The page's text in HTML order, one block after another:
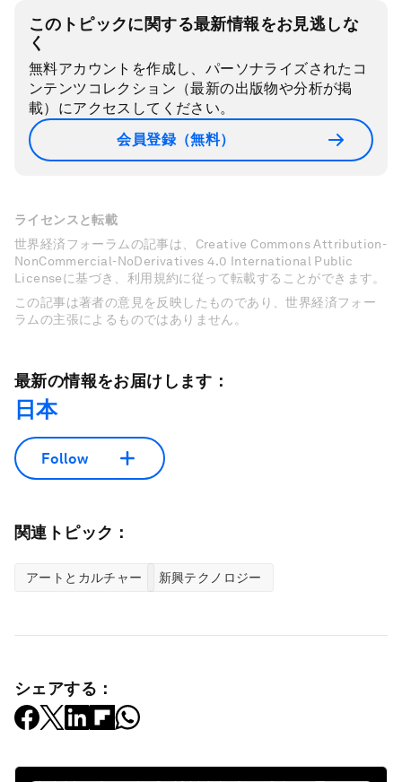
このトピックに関する最新情報をお見逃しな
く
無料アカウントを作成し、パーソナライズされたコ
ンテンツコレクション（最新の出版物や分析が掲
載）にアクセスしてください。
会員登録（無料）
ライセンスと転載
世界経済フォーラムの記事は、Creative Commons Attribution-
NonCommercial-NoDerivatives 4.0 International Public
Licenseに基づき、利用規約に従って転載することができます。
この記事は著者の意見を反映したものであり、世界経済フォー
ラムの主張によるものではありません。
最新の情報をお届けします：
日本
Follow
関連トピック：
アートとカルチャー 新興テクノロジー
シェアする：